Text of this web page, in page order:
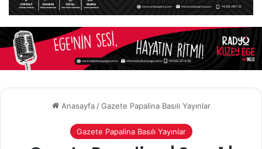
Anasayfa / Gazete Papalina Basılı Yayınlar
Gazete Papalina Basılı Yayınlar